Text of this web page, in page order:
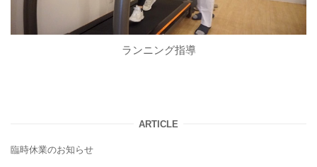
ランニング指導
ARTICLE
臨時休業のお知らせ